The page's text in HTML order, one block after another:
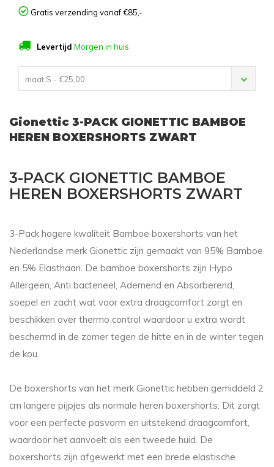
Gratis verzending vanaf €85,-
Levertijd Morgen in huis
maat S - €25,00
Gionettic 3-PACK GIONETTIC BAMBOE
HEREN BOXERSHORTS ZWART
3-PACK GIONETTIC BAMBOE
HEREN BOXERSHORTS ZWART
3-Pack hogere kwaliteit Bamboe boxershorts van het
Nederlandse merk Gionettic zijn gemaakt van 95% Bamboe
en 5% Elasthaan. De bamboe boxershorts zijn Hypo
Allergeen, Anti bacterieel, Ademend en Absorberend,
soepel en zacht wat voor extra draagcomfort zorgt en
beschikken over thermo control waardoor u extra wordt
beschermd in de zomer tegen de hitte en in de winter tegen
de kou.
De boxershorts van het merk Gionettic hebben gemiddeld 2
cm langere pijpjes als normale heren boxershorts. Dit zorgt
voor een perfecte pasvorm en uitstekend draagcomfort,
waardoor het aanvoelt als een tweede huid. De
boxershorts zijn afgewerkt met een brede elastische